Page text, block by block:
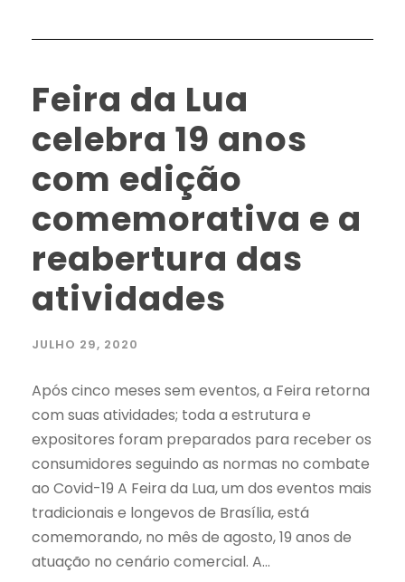
Feira da Lua
celebra 19 anos
com edição
comemorativa e a
reabertura das
atividades
JULHO 29, 2020
Após cinco meses sem eventos, a Feira retorna
com suas atividades; toda a estrutura e
expositores foram preparados para receber os
consumidores seguindo as normas no combate
ao Covid-19 A Feira da Lua, um dos eventos mais
tradicionais e longevos de Brasília, está
comemorando, no mês de agosto, 19 anos de
atuação no cenário comercial. A...